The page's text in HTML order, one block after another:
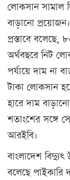
লোকসান সামাল
বাড়ানো
প্রস্তাবে বলেছে,
অর্থবছরে নিট
পর্যায়ে দাম না
টাকা লোকসান
হারে দাম
শতাংশের সঙ্গে
আরইবি।
বাংলাদেশ বিদ্যুৎ
বলেছে পাইকারি